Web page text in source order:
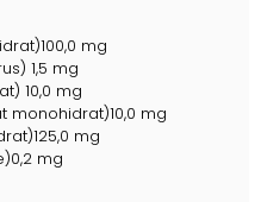
mg
1,5 mg
10,0 mg
monohidrat)10,0 mg
mg
mg